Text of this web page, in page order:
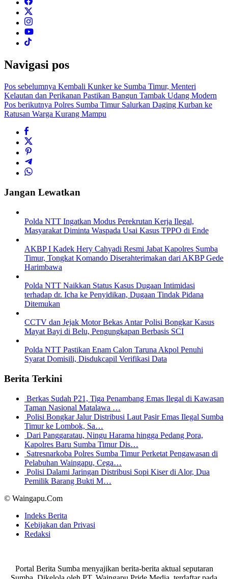
Navigasi pos
Pos sebelumnya Kembali Kunker ke Sumba Timur, Menteri
Kelautan dan Perikanan Pastikan Bangun Tambak Udang Modern
Pos berikutnya Polres Sumba Timur Salurkan Daging Kurban ke
Ratusan Warga Kurang Mampu
Jangan Lewatkan
Polda NTT Ingatkan Modus Perekrutan Kerja Ilegal,
Masyarakat Diminta Waspada Usai Kasus TPPO di Ende
AKBP I Kadek Hery Cahyadi Resmi Jabat Kapolres Sumba
Timur, Tongkat Komando Diserahterimakan dari AKBP Gede
Harimbawa
Polda NTT Naikkan Status Kasus Dugaan Intimidasi
terhadap dr. Icha ke Penyidikan, Dugaan Tindak Pidana
Ditemukan
CCTV dan Jejak Motor Bekas Antar Polisi Bongkar Kasus
Mayat Bayi di Belu, Pengungkapan Berbasis SCI
Polda NTT Pastikan Enam Calon Taruna Akpol Penuhi
Syarat Domisili, Disdukcapil Verifikasi Data
Berita Terkini
Berkas Sudah P21, Tiga Penambang Emas Ilegal di Kawasan
Taman Nasional Matalawa …
Polisi Bongkar Jalur Distribusi Laut Pasir Emas Ilegal Sumba
Timur ke Lombok, Sa…
Dari Panggaratau, Ningu Harama hingga Pedang Pora,
Kapolres Baru Sumba Timur Dis…
Satresnarkoba Polres Sumba Timur Perketat Pengawasan di
Pelabuhan Waingapu, Cega…
Polisi Dalami Jaringan Distribusi Sopi Kiser di Alor, Dua
Pemilik Barang Bukti M…
© Waingapu.Com
Indeks Berita
Kebijakan dan Privasi
Redaksi
Portal Berita Sumba menyajikan berita-berita aktual seputaran